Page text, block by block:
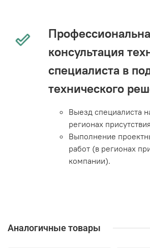
консультация
специалиста в
технического
Выезд специалиста
регионах
Выполнение
работ (в регионах
компании).
Аналогичные товары